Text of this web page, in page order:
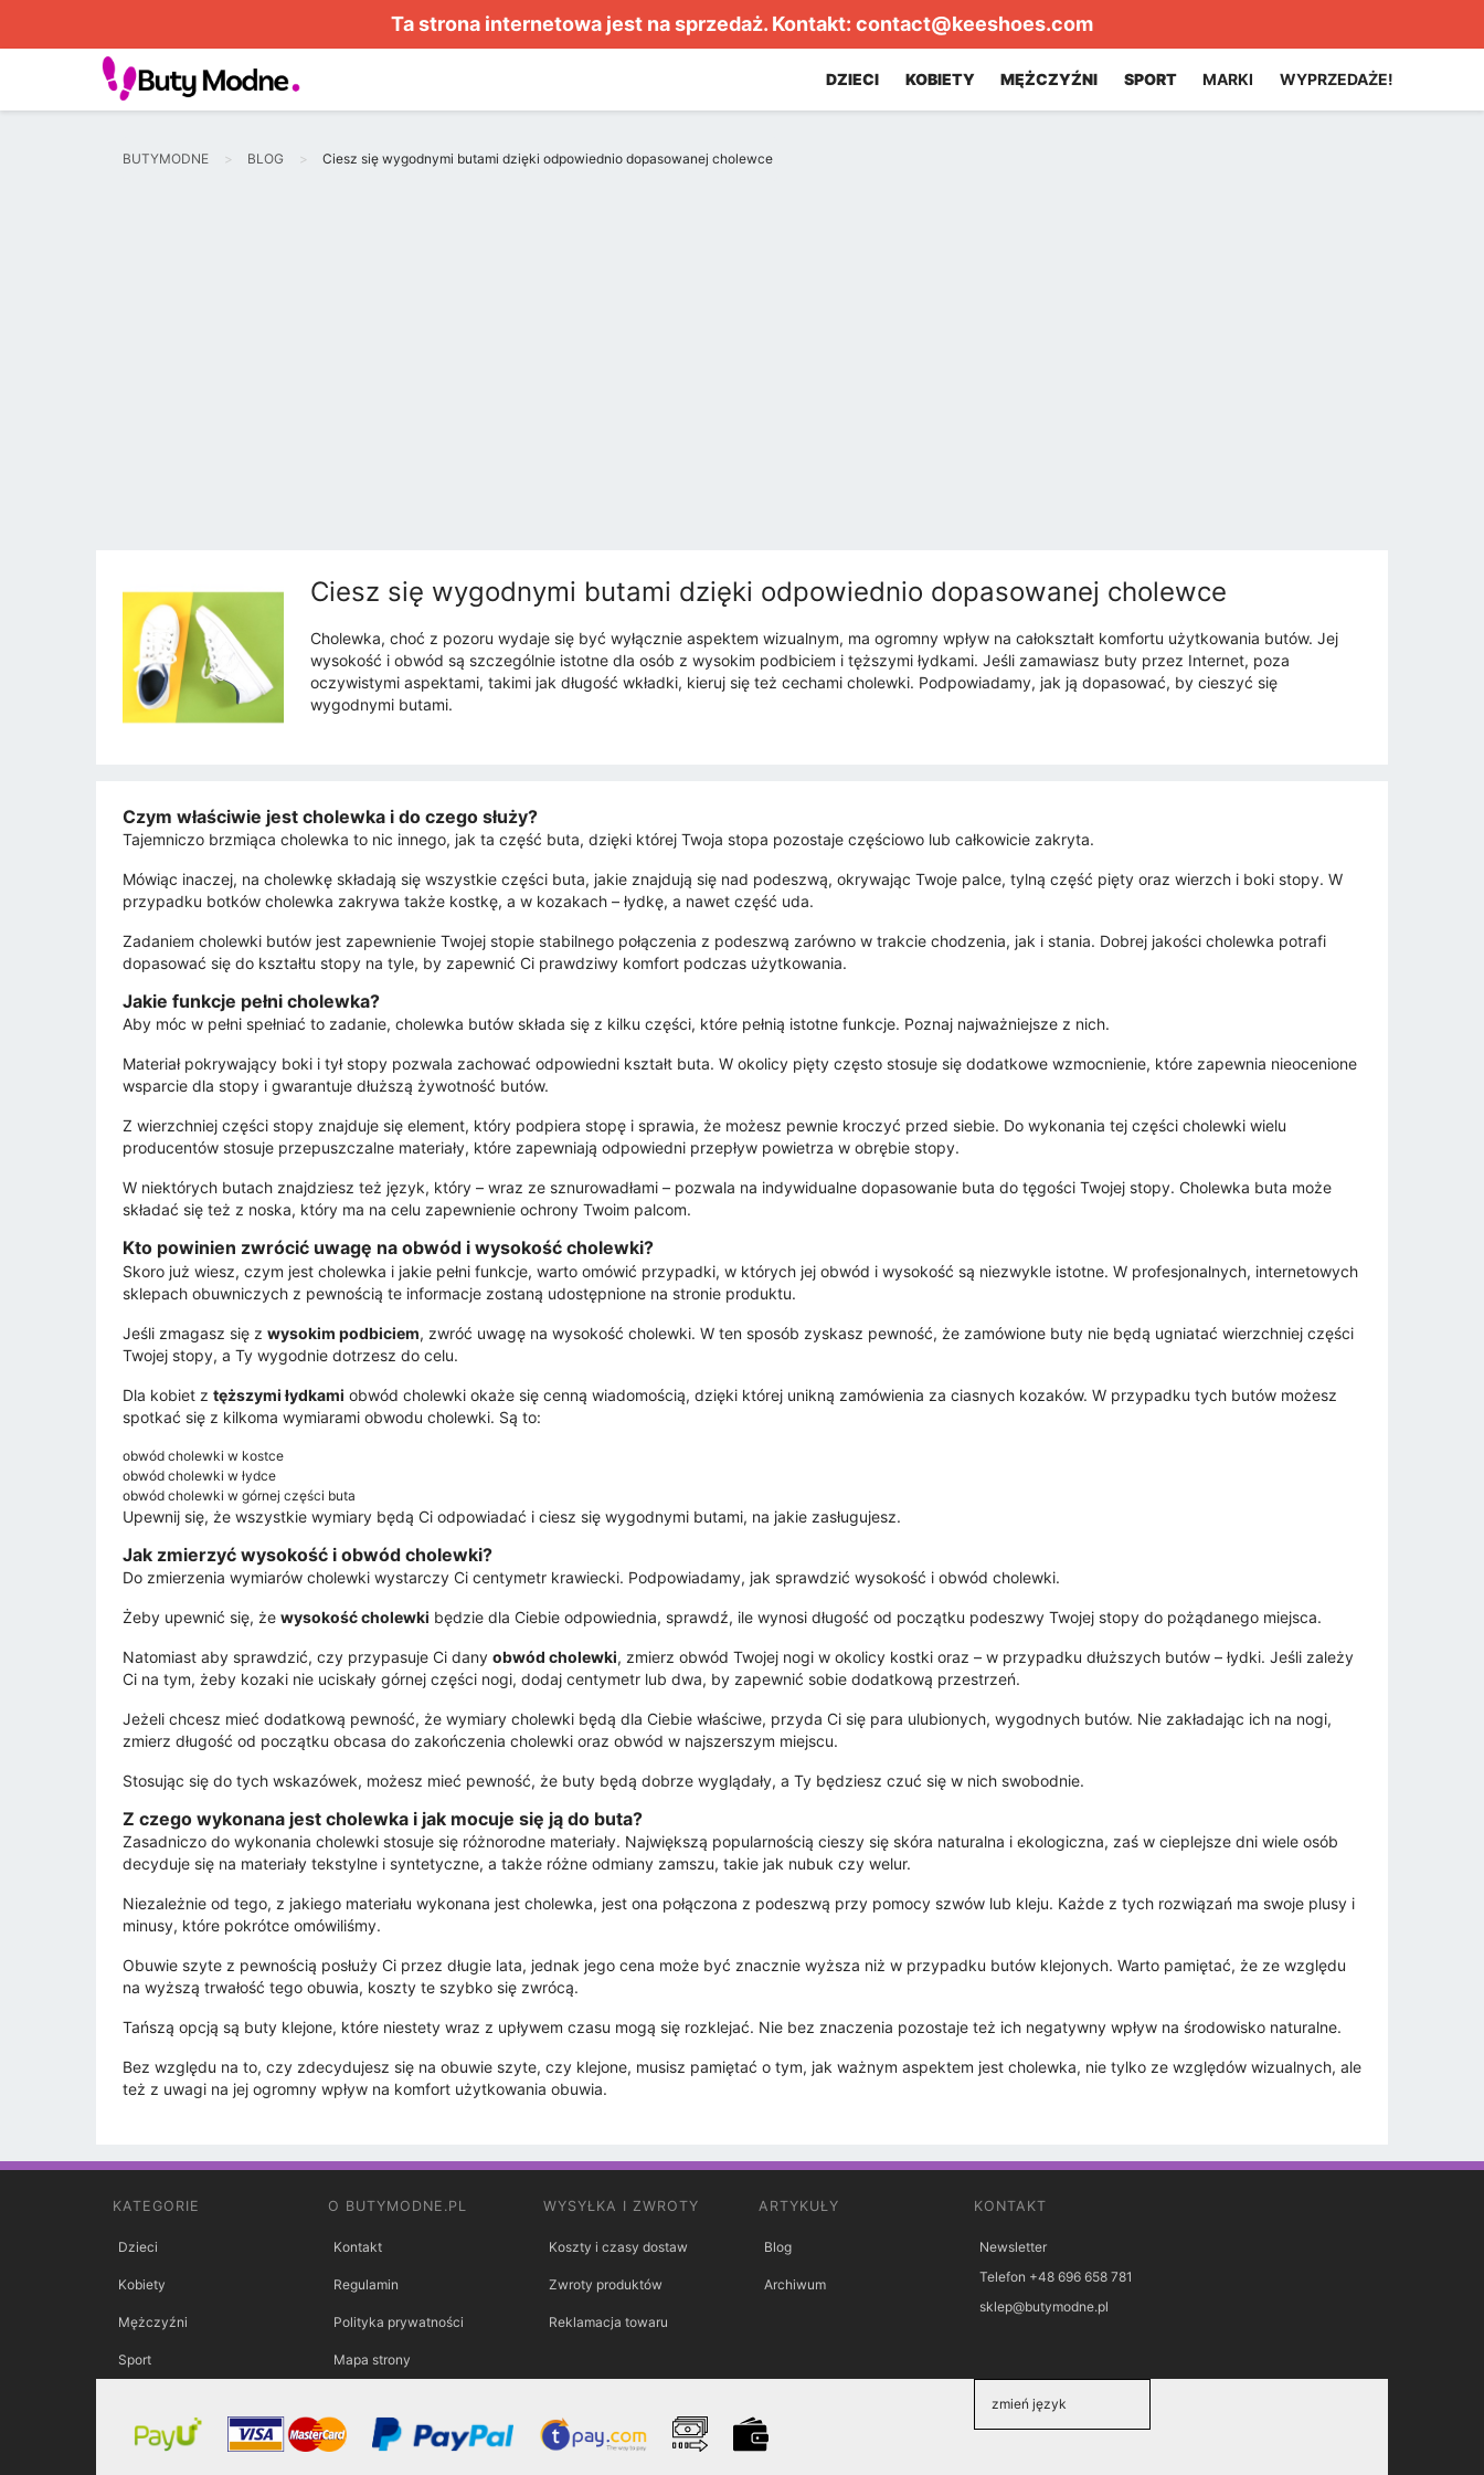
Ta strona internetowa jest na sprzedaż. Kontakt: contact@keeshoes.com
DZIECI KOBIETY MĘŻCZYŹNI SPORT MARKI WYPRZEDAŻE!
BUTYMODNE BLOG Ciesz się wygodnymi butami dzięki odpowiednio dopasowanej cholewce
Ciesz się wygodnymi butami dzięki odpowiednio dopasowanej cholewce
Cholewka, choć z pozoru wydaje się być wyłącznie aspektem wizualnym, ma ogromny wpływ na całokształt komfortu użytkowania butów. Jej
wysokość i obwód są szczególnie istotne dla osób z wysokim podbiciem i tęższymi łydkami. Jeśli zamawiasz buty przez Internet, poza
oczywistymi aspektami, takimi jak długość wkładki, kieruj się też cechami cholewki. Podpowiadamy, jak ją dopasować, by cieszyć się
wygodnymi butami.
Czym właściwie jest cholewka i do czego służy?
Tajemniczo brzmiąca cholewka to nic innego, jak ta część buta, dzięki której Twoja stopa pozostaje częściowo lub całkowicie zakryta.
Mówiąc inaczej, na cholewkę składają się wszystkie części buta, jakie znajdują się nad podeszwą, okrywając Twoje palce, tylną część pięty oraz wierzch i boki stopy. W
przypadku botków cholewka zakrywa także kostkę, a w kozakach – łydkę, a nawet część uda.
Zadaniem cholewki butów jest zapewnienie Twojej stopie stabilnego połączenia z podeszwą zarówno w trakcie chodzenia, jak i stania. Dobrej jakości cholewka potrafi
dopasować się do kształtu stopy na tyle, by zapewnić Ci prawdziwy komfort podczas użytkowania.
Jakie funkcje pełni cholewka?
Aby móc w pełni spełniać to zadanie, cholewka butów składa się z kilku części, które pełnią istotne funkcje. Poznaj najważniejsze z nich.
Materiał pokrywający boki i tył stopy pozwala zachować odpowiedni kształt buta. W okolicy pięty często stosuje się dodatkowe wzmocnienie, które zapewnia nieocenione
wsparcie dla stopy i gwarantuje dłuższą żywotność butów.
Z wierzchniej części stopy znajduje się element, który podpiera stopę i sprawia, że możesz pewnie kroczyć przed siebie. Do wykonania tej części cholewki wielu
producentów stosuje przepuszczalne materiały, które zapewniają odpowiedni przepływ powietrza w obrębie stopy.
W niektórych butach znajdziesz też język, który – wraz ze sznurowadłami – pozwala na indywidualne dopasowanie buta do tęgości Twojej stopy. Cholewka buta może
składać się też z noska, który ma na celu zapewnienie ochrony Twoim palcom.
Kto powinien zwrócić uwagę na obwód i wysokość cholewki?
Skoro już wiesz, czym jest cholewka i jakie pełni funkcje, warto omówić przypadki, w których jej obwód i wysokość są niezwykle istotne. W profesjonalnych, internetowych
sklepach obuwniczych z pewnością te informacje zostaną udostępnione na stronie produktu.
Jeśli zmagasz się z wysokim podbiciem, zwróć uwagę na wysokość cholewki. W ten sposób zyskasz pewność, że zamówione buty nie będą ugniatać wierzchniej części
Twojej stopy, a Ty wygodnie dotrzesz do celu.
Dla kobiet z tęższymi łydkami obwód cholewki okaże się cenną wiadomością, dzięki której unikną zamówienia za ciasnych kozaków. W przypadku tych butów możesz
spotkać się z kilkoma wymiarami obwodu cholewki. Są to:
obwód cholewki w kostce
obwód cholewki w łydce
obwód cholewki w górnej części buta
Upewnij się, że wszystkie wymiary będą Ci odpowiadać i ciesz się wygodnymi butami, na jakie zasługujesz.
Jak zmierzyć wysokość i obwód cholewki?
Do zmierzenia wymiarów cholewki wystarczy Ci centymetr krawiecki. Podpowiadamy, jak sprawdzić wysokość i obwód cholewki.
Żeby upewnić się, że wysokość cholewki będzie dla Ciebie odpowiednia, sprawdź, ile wynosi długość od początku podeszwy Twojej stopy do pożądanego miejsca.
Natomiast aby sprawdzić, czy przypasuje Ci dany obwód cholewki, zmierz obwód Twojej nogi w okolicy kostki oraz – w przypadku dłuższych butów – łydki. Jeśli zależy
Ci na tym, żeby kozaki nie uciskały górnej części nogi, dodaj centymetr lub dwa, by zapewnić sobie dodatkową przestrzeń.
Jeżeli chcesz mieć dodatkową pewność, że wymiary cholewki będą dla Ciebie właściwe, przyda Ci się para ulubionych, wygodnych butów. Nie zakładając ich na nogi,
zmierz długość od początku obcasa do zakończenia cholewki oraz obwód w najszerszym miejscu.
Stosując się do tych wskazówek, możesz mieć pewność, że buty będą dobrze wyglądały, a Ty będziesz czuć się w nich swobodnie.
Z czego wykonana jest cholewka i jak mocuje się ją do buta?
Zasadniczo do wykonania cholewki stosuje się różnorodne materiały. Największą popularnością cieszy się skóra naturalna i ekologiczna, zaś w cieplejsze dni wiele osób
decyduje się na materiały tekstylne i syntetyczne, a także różne odmiany zamszu, takie jak nubuk czy welur.
Niezależnie od tego, z jakiego materiału wykonana jest cholewka, jest ona połączona z podeszwą przy pomocy szwów lub kleju. Każde z tych rozwiązań ma swoje plusy i
minusy, które pokrótce omówiliśmy.
Obuwie szyte z pewnością posłuży Ci przez długie lata, jednak jego cena może być znacznie wyższa niż w przypadku butów klejonych. Warto pamiętać, że ze względu
na wyższą trwałość tego obuwia, koszty te szybko się zwrócą.
Tańszą opcją są buty klejone, które niestety wraz z upływem czasu mogą się rozklejać. Nie bez znaczenia pozostaje też ich negatywny wpływ na środowisko naturalne.
Bez względu na to, czy zdecydujesz się na obuwie szyte, czy klejone, musisz pamiętać o tym, jak ważnym aspektem jest cholewka, nie tylko ze względów wizualnych, ale
też z uwagi na jej ogromny wpływ na komfort użytkowania obuwia.
KATEGORIE
Dzieci
Kobiety
Mężczyźni
Sport
O BUTYMODNE.PL
Kontakt
Regulamin
Polityka prywatności
Mapa strony
WYSYŁKA I ZWROTY
Koszty i czasy dostaw
Zwroty produktów
Reklamacja towaru
ARTYKUŁY
Blog
Archiwum
KONTAKT
Newsletter
Telefon +48 696 658 781
sklep@butymodne.pl
zmień język